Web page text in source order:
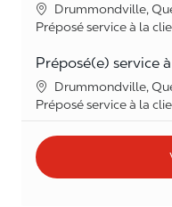
LieuDrummondville,
Catégorie
Préposé service à la
Préposé(e) service
LieuDrummondville,
Catégorie
Préposé service à la